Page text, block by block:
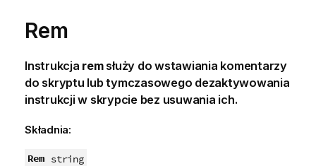
Rem
Instrukcja remsłuży do wstawiania komentarzy
do skryptu lub tymczasowego dezaktywowania
instrukcji w skrypcie bez usuwania ich.
Składnia:
Rem string